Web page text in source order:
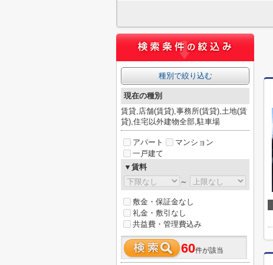
種別で絞り込む
現在の種別
賃貸,店舗(賃貸),事務所(賃貸),土地(賃
貸),住宅以外建物全部,駐車場
アパート
マンション
一戸建て
▼賃料
～
敷金・保証金なし
礼金・敷引なし
共益費・管理費込み
60件が該当